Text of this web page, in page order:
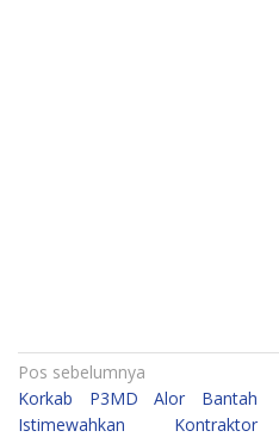
Navigasi
pos
Pos sebelumnya
Korkab P3MD Alor Bantah
Istimewahkan Kontraktor